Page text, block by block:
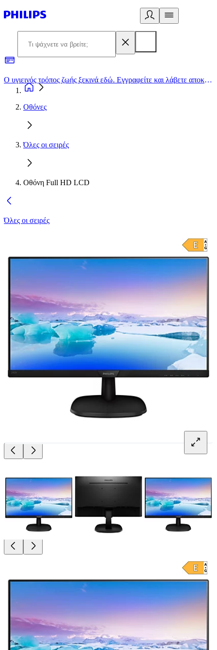
Ο υγιεινός τρόπος ζωής ξεκινά εδώ. Εγγραφείτε και λάβετε αποκλειστικές προσφορές
Οθόνες
Όλες οι σειρές
Οθόνη Full HD LCD
Όλες οι σειρές